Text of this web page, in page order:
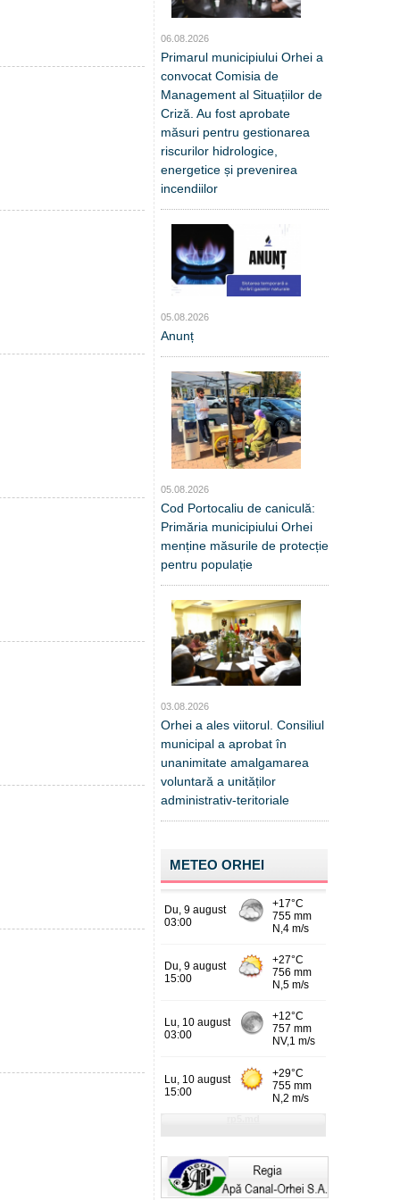
06.08.2026
Primarul municipiului Orhei a
convocat Comisia de
Management al Situațiilor de
Criză. Au fost aprobate
măsuri pentru gestionarea
riscurilor hidrologice,
energetice și prevenirea
incendiilor
05.08.2026
Anunț
05.08.2026
Cod Portocaliu de caniculă:
Primăria municipiului Orhei
menține măsurile de protecție
pentru populație
03.08.2026
Orhei a ales viitorul. Consiliul
municipal a aprobat în
unanimitate amalgamarea
voluntară a unităților
administrativ-teritoriale
METEO ORHEI